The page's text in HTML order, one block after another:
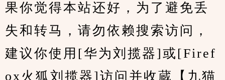
果你觉得本站还好，为了避免丢
失和转马，请勿依赖搜索访问，
建议你使用[华为刘揽器]或[Firef
ox火狐刘揽器]访问并收蔵【九猫